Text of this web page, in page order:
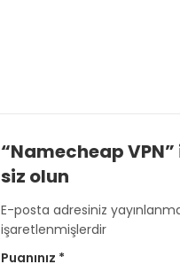
“Namecheap
siz olun
E-posta adresiniz
işaretlenmişlerdir
Puanınız *